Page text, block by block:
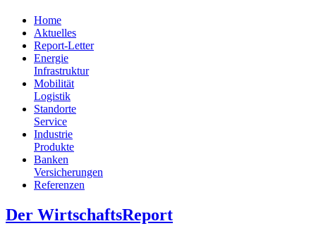
Home
Aktuelles
Report-Letter
Energie
Infrastruktur
Mobilität
Logistik
Standorte
Service
Industrie
Produkte
Banken
Versicherungen
Referenzen
Der WirtschaftsReport